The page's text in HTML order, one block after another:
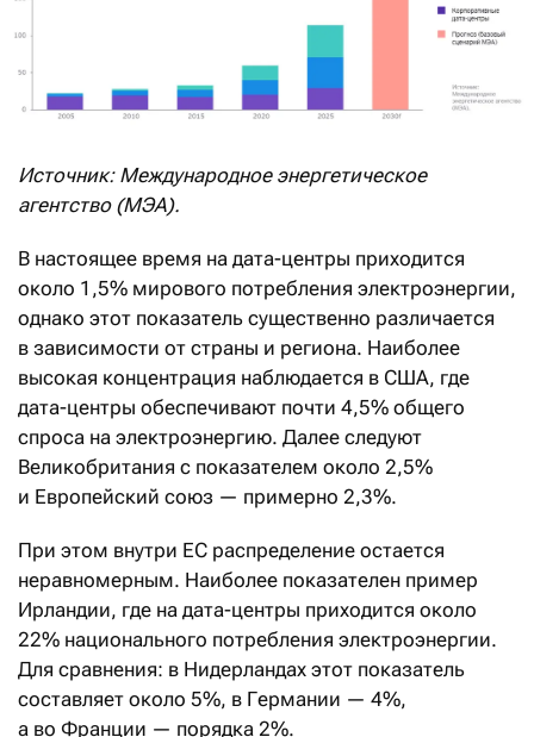
Источник: Международное энергетическое
агентство (МЭА).
В настоящее время на дата-центры приходится
около 1,5% мирового потребления электроэнергии,
однако этот показатель существенно различается
в зависимости от страны и региона. Наиболее
высокая концентрация наблюдается в США, где
дата-центры обеспечивают почти 4,5% общего
спроса на электроэнергию. Далее следуют
Великобритания с показателем около 2,5%
и Европейский союз — примерно 2,3%.
При этом внутри ЕС распределение остается
неравномерным. Наиболее показателен пример
Ирландии, где на дата-центры приходится около
22% национального потребления электроэнергии.
Для сравнения: в Нидерландах этот показатель
составляет около 5%, в Германии — 4%,
а во Франции — порядка 2%.